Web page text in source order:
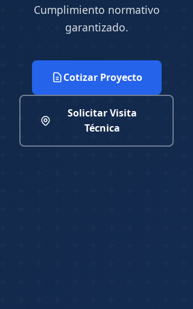
Cumplimiento normativo
garantizado.
Cotizar Proyecto
Solicitar Visita
Técnica